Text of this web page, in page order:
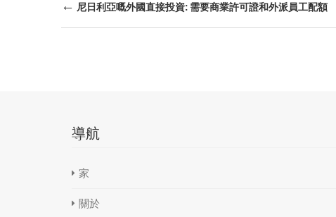
導
← 尼日利亞嘅外國直接投資: 需要商業許可證和外派員工配額
導航
家
關於